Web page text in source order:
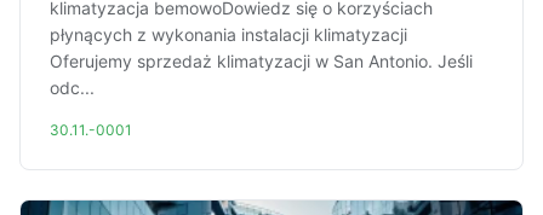
klimatyzacja bemowoDowiedz się o korzyściach
płynących z wykonania instalacji klimatyzacji
Oferujemy sprzedaż klimatyzacji w San Antonio. Jeśli
odc...
30.11.-0001